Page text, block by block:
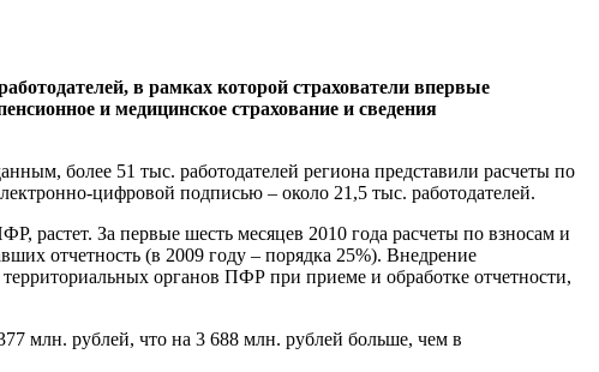
в рамках которой страхователи впервые
и медицинское страхование и сведения
более 51 тыс. работодателей региона представили расчеты по
цифровой подписью – около 21,5 тыс. работодателей.
растет. За первые шесть месяцев 2010 года расчеты по взносам и
отчетность (в 2009 году – порядка 25%). Внедрение
органов ПФР при приеме и обработке отчетности,
млн. рублей, что на 3 688 млн. рублей больше, чем в